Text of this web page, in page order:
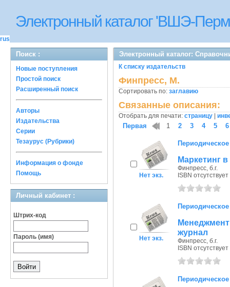
Электронный каталог 'ВШЭ-
rus
Поиск :
Новые поступления
Простой поиск
Расширенный поиск
Авторы
Издательства
Серии
Тезаурус (Рубрики)
Информация о фонде
Помощь
Личный кабинет :
Штрих-код
Пароль (имя)
Электронный каталог:
К списку издательств
Финпресс, М.
Сортировать по: заглавию
Связанные описания:
Отобрать для печати: страницу
Первая 1 2 3 4 5 6
Нет экз.
Маркетинг
Финпресс, б.г.
ISBN отсутствует
Нет экз.
журнал
Финпресс, б.г.
ISBN отсутствует